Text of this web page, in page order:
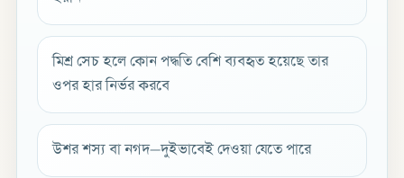
মিশ্র সেচ হলে কোন পদ্ধতি বেশি ব্যবহৃত হয়েছে তার
ওপর হার নির্ভর করবে
উশর শস্য বা নগদ—দুইভাবেই দেওয়া যেতে পারে